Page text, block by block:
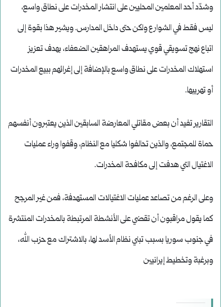
وشدّد أحد المعلمين المحليين على انتشار المخدرات على نطاق واسع،
ليس فقط في الشوارع ولكن حتى داخل المدارس. ويشير هذا بقوة إلى
اتباع نهج تسويقي قوي يستهدف المراهقين الضعفاء، بهدف تعزيز
استهلاك المخدرات على نطاق واسع بالإضافة إلى إغرائهم ببيع المخدرات
أو تهريبها.
التقارير تفيد أن بعض مقاتلي المعارضة السابقين الذين يعتبرون أنفسهم
حماة للمجتمع، والذين تحالفوا شكليا مع النظام، وقفوا وراء عمليات
الاغتيال التي هدفت إلى مكافحة المخدرات.
وعلى الرغم من تصاعد عمليات الاغتيالات المستهدفة، فمن غير المرجح
كما يقول مراقبون أن تقضي على الأنشطة المرتبطة بالمخدرات المنتشرة
في جنوب سوريا بسبب تبني نظام الأسد لها، بالاشتراك مع حزب الله،
وبرغبة وتخطيط إيرانيين